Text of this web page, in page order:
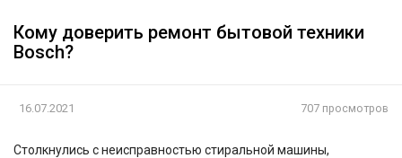
Кому доверить ремонт бытовой техники
Bosch?
707 просмотров
16.07.2021
Столкнулись с неисправностью стиральной машины,